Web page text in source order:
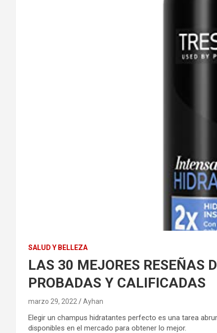
SALUD Y BELLEZA
LAS 30 MEJORES RESEÑAS
PROBADAS Y CALIFICADAS
marzo 29, 2022 Ayhan
Elegir un champus hidratantes perfecto es una tarea
disponibles en el mercado para obtener lo mejor.